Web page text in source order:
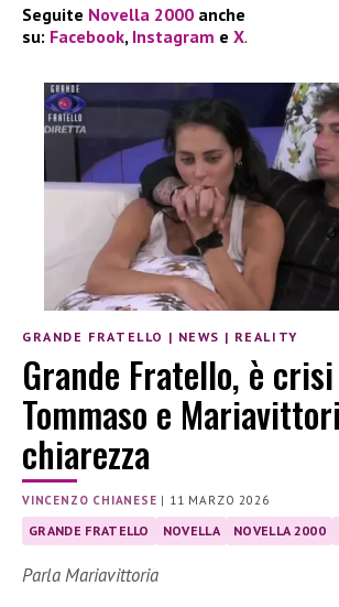
Seguite Novella 2000 anche
su: Facebook, Instagram e X.
GRANDE FRATELLO | NEWS | REALITY
Grande Fratello, è
Tommaso e
chiarezza
VINCENZO CHIANESE | 11 MARZO 2026
GRANDE FRATELLO NOVELLA NOVELLA 2000
Parla Mariavittoria